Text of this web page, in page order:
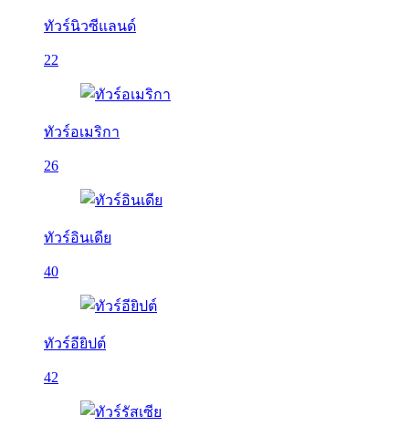
ทัวร์นิวซีแลนด์
22
ทัวร์อเมริกา
26
ทัวร์อินเดีย
40
ทัวร์อียิปต์
42